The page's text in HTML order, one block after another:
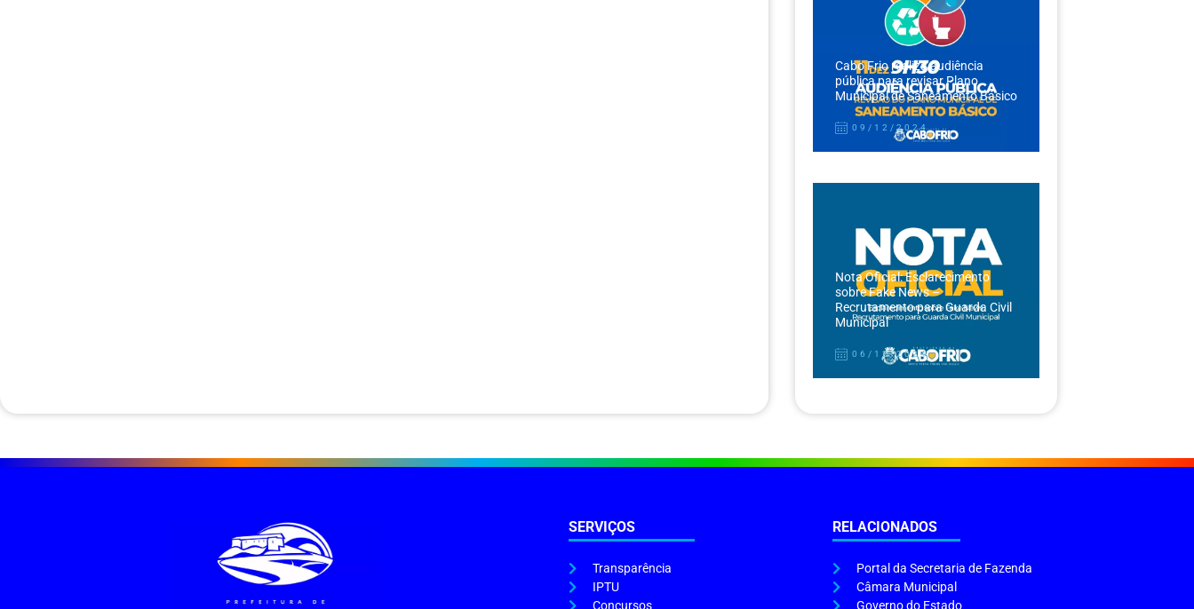
Cabo Frio realiza audiência
pública para revisar Plano
Municipal de Saneamento Básico
09/12/2024
Nota Oficial: Esclarecimento
sobre Fake News –
Recrutamento para Guarda Civil
Municipal
06/12/2024
SERVIÇOS
Transparência
IPTU
Concursos
RELACIONADOS
Portal da Secretaria de Fazenda
Câmara Municipal
Governo do Estado